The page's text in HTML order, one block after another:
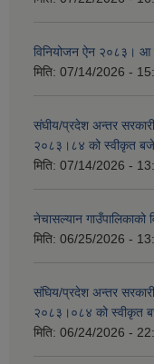
विनियोजन ऐन २०८३।
मिति: 07/14/2026 -
संघीय/प्रदेश अन्तर
२०८३।८४ को स्वीकृत
मिति: 07/14/2026 -
नेचासल्यान गाउँपालिकाको
मिति: 06/25/2026 -
संघिय/प्रदेश अन्तर
२०८३।०८४ को स्वीकृत
मिति: 06/24/2026 -